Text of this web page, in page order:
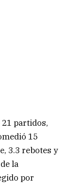
partidos,
15
3.3 rebotes y
la
por